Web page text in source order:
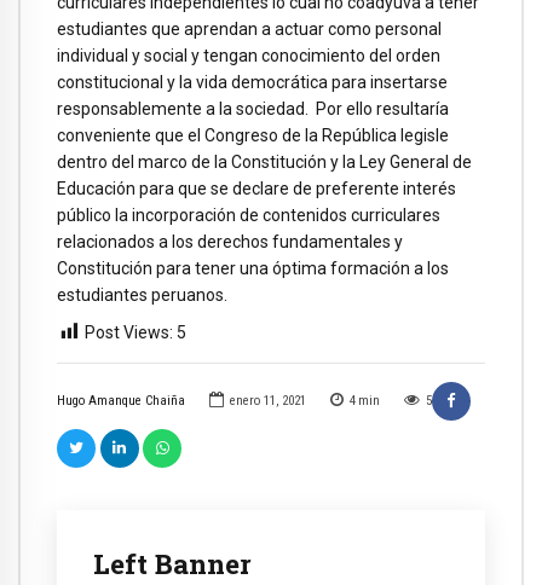
Hugo Amanque Chaiña enero 11, 2021 4 min 5
Left Banner
estudiantes que aprendan a actuar como personal
individual y social y tengan conocimiento del orden
constitucional y la vida democrática para insertarse
responsablemente a la sociedad. Por ello resultaría
conveniente que el Congreso de la República legisle
dentro del marco de la Constitución y la Ley General de
Educación para que se declare de preferente interés
público la incorporación de contenidos curriculares
relacionados a los derechos fundamentales y
Constitución para tener una óptima formación a los
estudiantes peruanos.
Post Views: 5